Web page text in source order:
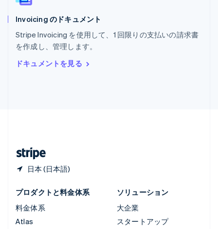
Invoicing のドキュメント
Stripe Invoicing を使用して、1 回限りの支払いの請求書
を作成し、管理します。
ドキュメントを見る
日本 (日本語)
リトアニア
リヒテンシュタイン
Deutsch English
English
プロダクトと料金体系
料金体系
Atlas
ソリューション
大企業
スタートアップ